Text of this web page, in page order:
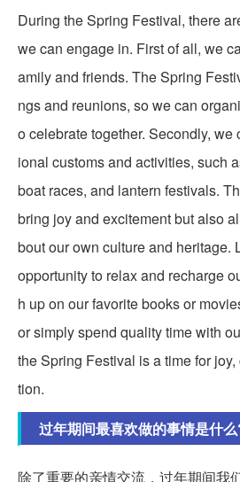
During the Spring Festival, there
we can engage in. First of all, we
amily and friends. The Spring
ngs and reunions, so we can
o celebrate together. Secondly,
ional customs and activities, such
boat races, and lantern festivals.
bring joy and excitement but also
bout our own culture and heritage.
opportunity to relax and recharge
h up on our favorite books or
or simply spend quality time with
the Spring Festival is a time for
tion.
过年期间最喜欢做的事情是什
除了重要的亲情交流，过年期间我